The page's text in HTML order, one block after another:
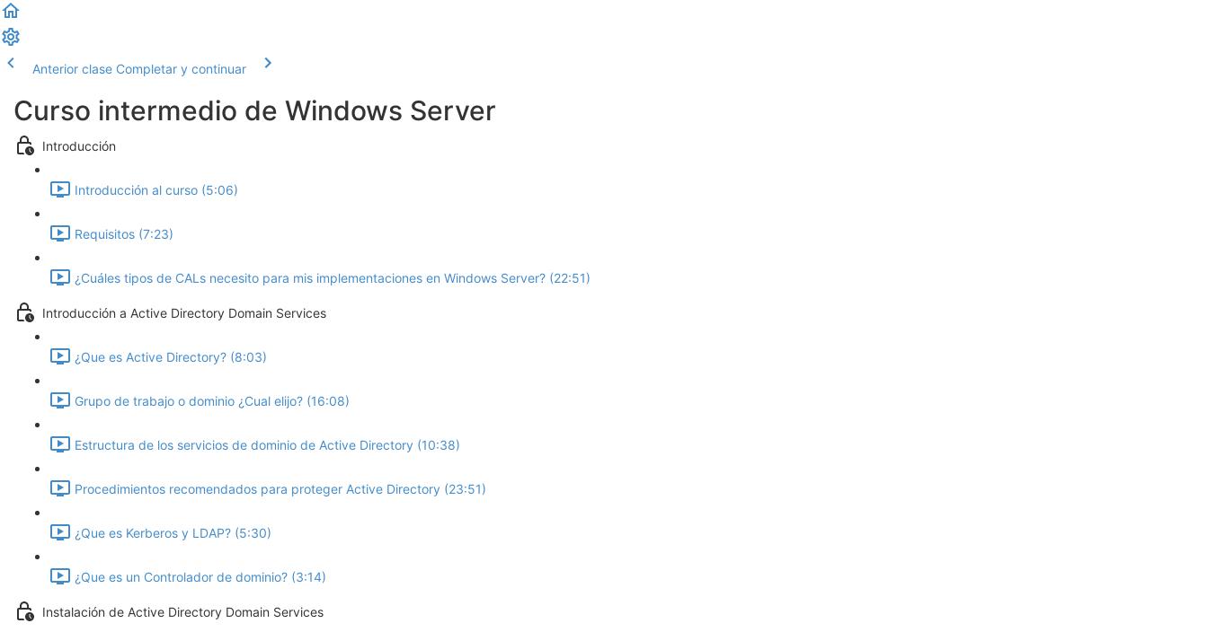
Anterior clase Completar y continuar
Curso intermedio de Windows Server
Introducción
Introducción al curso (5:06)
Requisitos (7:23)
¿Cuáles tipos de CALs necesito para mis implementaciones en Windows Server? (22:51)
Introducción a Active Directory Domain Services
¿Que es Active Directory? (8:03)
Grupo de trabajo o dominio ¿Cual elijo? (16:08)
Estructura de los servicios de dominio de Active Directory (10:38)
Procedimientos recomendados para proteger Active Directory (23:51)
¿Que es Kerberos y LDAP? (5:30)
¿Que es un Controlador de dominio? (3:14)
Instalación de Active Directory Domain Services